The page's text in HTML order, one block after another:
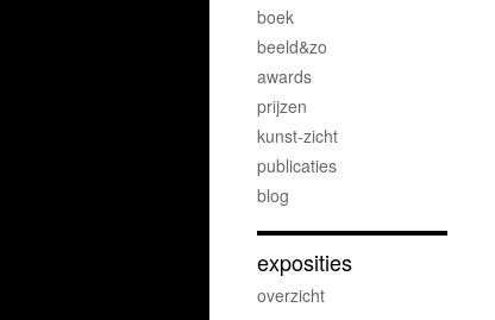
boek
beeld&zo
awards
prijzen
kunst-zicht
publicaties
blog
exposities
overzicht